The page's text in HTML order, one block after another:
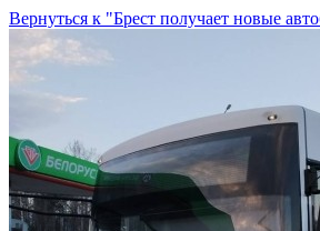
Вернуться к "Брест получает новые